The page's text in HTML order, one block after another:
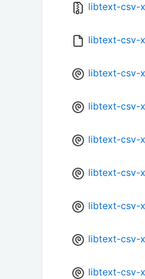
libtext-csv-
libtext-csv-
libtext-csv-
libtext-csv-
libtext-csv-
libtext-csv-
libtext-csv-
libtext-csv-
libtext-csv-